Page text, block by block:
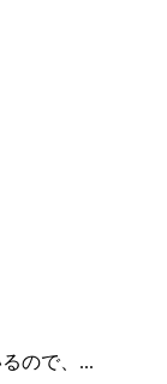
ので、...